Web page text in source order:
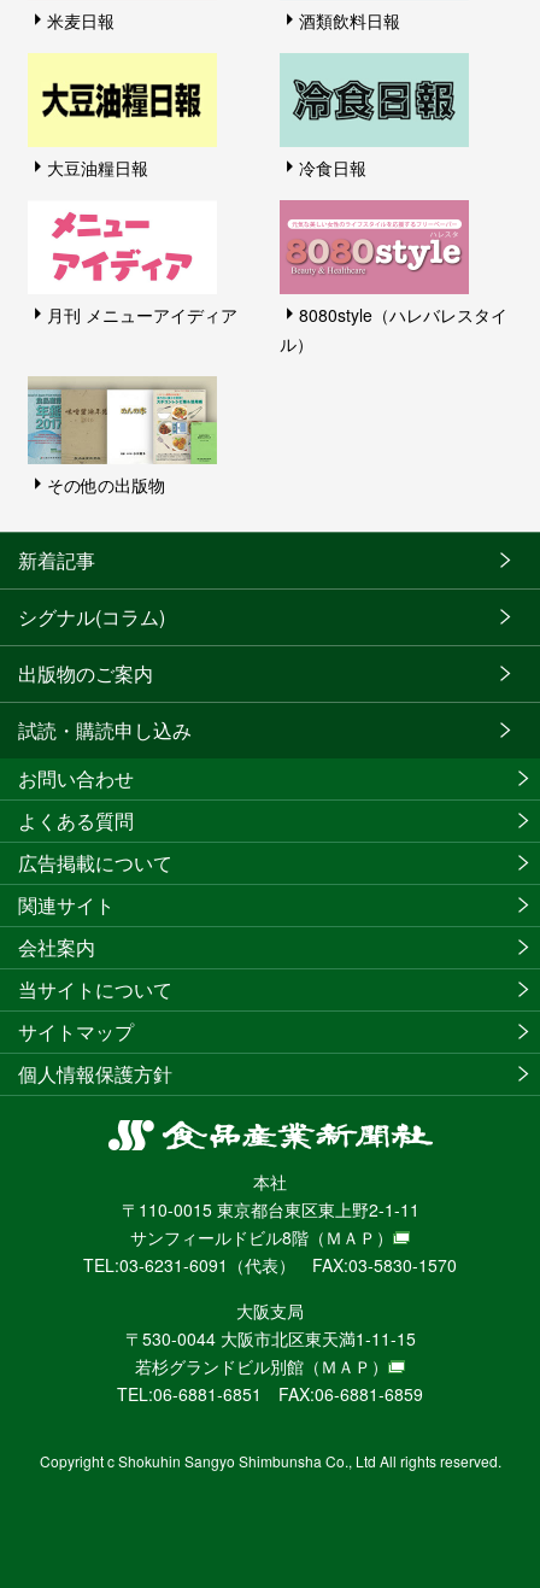
米麦日報 酒類飲料日報
大豆油糧日報 冷食日報
月刊 メニューアイディア
8080style（ハレバレスタイ
ル）
その他の出版物
新着記事
シグナル(コラム)
出版物のご案内
試読・購読申し込み
食
産
業
新
聞
社
ニ
ュ
ー
WEB
本社
〒110-0015 東京都台東区東上野2-1-11
サンフィールドビル8階 （ＭＡＰ）
TEL:03-6231-6091（代表） FAX:03-5830-1570
大阪支局
〒530-0044 大阪市北区東天満1-11-15
若杉グランドビル別館 （ＭＡＰ）
TEL:06-6881-6851 FAX:06-6881-6859
お問い合わせ
よくある質問
広告掲載について
関連サイト
会社案内
当サイトについて
サイトマップ
個人情報保護方針
Copyright c Shokuhin Sangyo Shimbunsha Co., Ltd All rights reserved.